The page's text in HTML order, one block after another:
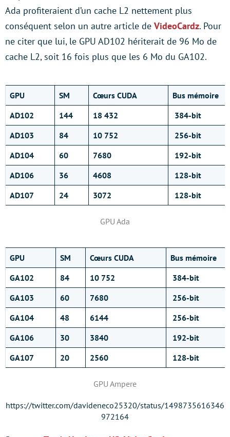
Ada profiteraient d’un cache L2 nettement plus
conséquent selon un autre article de VideoCardz. Pour
ne citer que lui, le GPU AD102 hériterait de 96 Mo de
cache L2, soit 16 fois plus que les 6 Mo du GA102.
GPU SM Cœurs CUDA
Bus mémoire
AD102
144 18 432
384-bit
AD103
84 10 752
256-bit
AD104
60 7680
192-bit
AD106
36 4608
128-bit
AD107
24 3072 128-bit
GPU Ada
GPU SM Cœurs CUDA
Bus mémoire
GA102
84 10 752
384-bit
GA103
60 7680
256-bit
GA104
48 6144
256-bit
GA106
30 3840
192-bit
GA107
20 2560 128-bit
GPU Ampere
https://twitter.com/davideneco25320/status/1498735616346
972164